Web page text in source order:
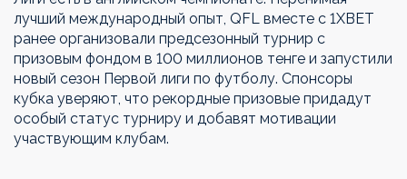
лучший международный опыт, QFL вместе с 1ХВЕТ
ранее организовали предсезонный турнир с
призовым фондом в 100 миллионов тенге и запустили
новый сезон Первой лиги по футболу. Спонсоры
кубка уверяют, что рекордные призовые придадут
особый статус турниру и добавят мотивации
участвующим клубам.